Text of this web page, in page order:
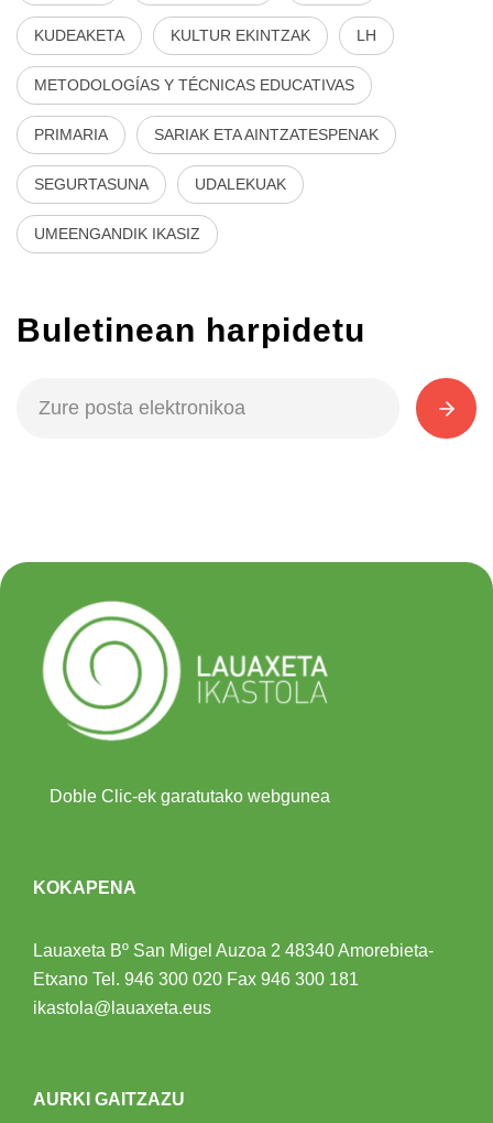
KUDEAKETA KULTUR EKINTZAK LH
METODOLOGÍAS Y TÉCNICAS EDUCATIVAS
PRIMARIA SARIAK ETA AINTZATESPENAK
SEGURTASUNA UDALEKUAK
UMEENGANDIK IKASIZ
Buletinean harpidetu
Doble Clic-ek garatutako webgunea
KOKAPENA
Lauaxeta Bº San Migel Auzoa 2 48340 Amorebieta-
Etxano Tel. 946 300 020 Fax 946 300 181
ikastola@lauaxeta.eus
AURKI GAITZAZU